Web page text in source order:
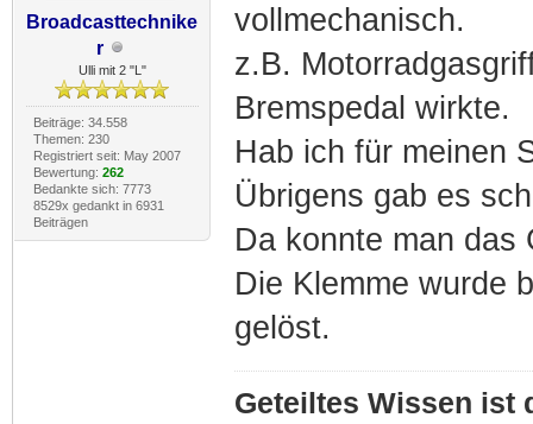
Broadcasttechnike
r
Ulli mit 2 "L"
Beiträge: 34.558
Themen: 230
Registriert seit: May 2007
Bewertung: 262
Bedankte sich: 7773
8529x gedankt in 6931
Beiträgen
vollmechanisch.
z.B.
Bremspedal wirkte.
Hab ich für meinen
Übrigens gab es
Da konnte man das
Die Klemme wurde
gelöst.
Geteiltes Wissen ist